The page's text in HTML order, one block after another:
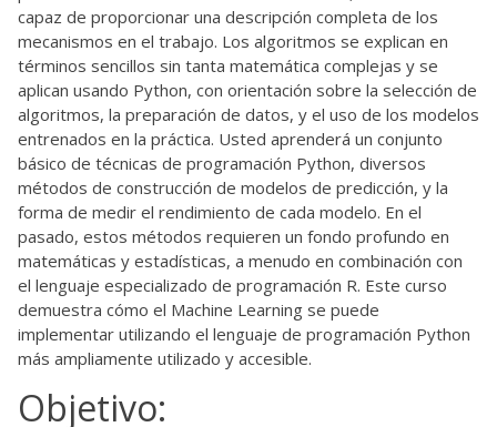
capaz de proporcionar una descripción completa de los
mecanismos en el trabajo. Los algoritmos se explican en
términos sencillos sin tanta matemática complejas y se
aplican usando Python, con orientación sobre la selección de
algoritmos, la preparación de datos, y el uso de los modelos
entrenados en la práctica. Usted aprenderá un conjunto
básico de técnicas de programación Python, diversos
métodos de construcción de modelos de predicción, y la
forma de medir el rendimiento de cada modelo. En el
pasado, estos métodos requieren un fondo profundo en
matemáticas y estadísticas, a menudo en combinación con
el lenguaje especializado de programación R. Este curso
demuestra cómo el Machine Learning se puede
implementar utilizando el lenguaje de programación Python
más ampliamente utilizado y accesible.
Objetivo: